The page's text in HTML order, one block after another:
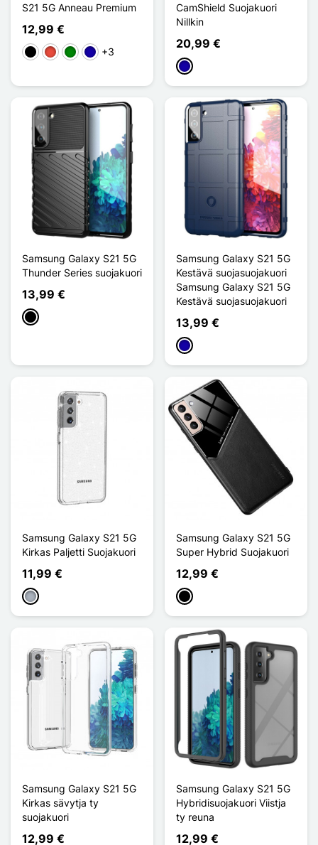
S21 5G Anneau Premium
12,99 €
MustaPunainen
VihreäBleu Foncé
+3
CamShield Suojakuori
Nillkin
20,99 €
Bleu Foncé
Samsung Galaxy S21 5G
Thunder Series suojakuori
13,99 €
Musta
Samsung Galaxy S21 5G
Kestävä suojasuojakuori
Samsung Galaxy S21 5G
Kestävä suojasuojakuori
13,99 €
Bleu Foncé
Samsung Galaxy S21 5G
Kirkas Paljetti Suojakuori
11,99 €
Harmaa
Samsung Galaxy S21 5G
Super Hybrid Suojakuori
12,99 €
Musta
Samsung Galaxy S21 5G
Kirkas sävytja ty
suojakuori
12,99 €
Samsung Galaxy S21 5G
Hybridisuojakuori Viistja
ty reuna
12,99 €